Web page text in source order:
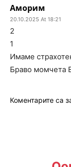
Аморим
20.10.2025 At 18:21
2
1
Имаме
Браво момчета
Коментарите са